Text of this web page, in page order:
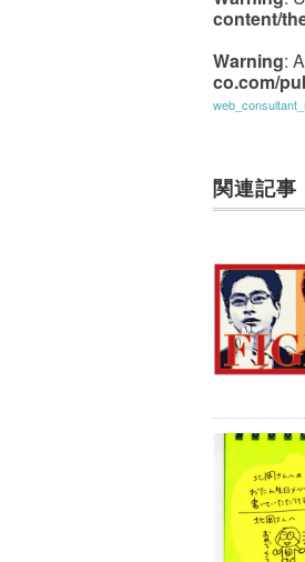
content/
Warning:
co.com/
関連記事